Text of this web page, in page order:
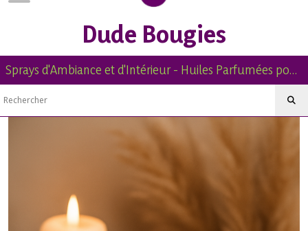
Dude Bougies
Sprays d'Ambiance et d'Intérieur - Huiles Parfumées pour Diffuseur -Diffuseur Voiture - Bougies Naturelles Parfumées - Brumes de Linge -
Corporelle
Naturelle
senteur
Florale
Gourmande
(48)